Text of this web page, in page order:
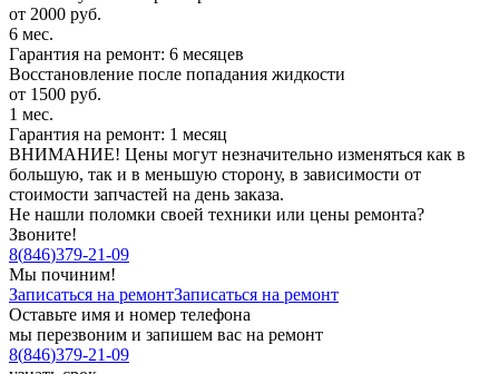
от 2000 руб.
6 мес.
Гарантия на ремонт: 6 месяцев
Восстановление после попадания жидкости
от 1500 руб.
1 мес.
Гарантия на ремонт: 1 месяц
ВНИМАНИЕ! Цены могут незначительно изменяться как в
большую, так и в меньшую сторону, в зависимости от
стоимости запчастей на день заказа.
Не нашли поломки своей техники или цены ремонта?
Звоните!
8(846)379-21-09
Мы починим!
Записаться на ремонтЗаписаться на ремонт
Оставьте имя и номер телефона
мы перезвоним и запишем вас на ремонт
8(846)379-21-09